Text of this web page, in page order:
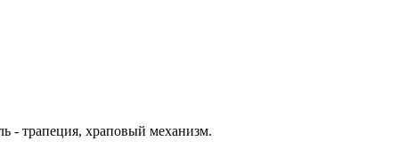
- трапеция, храповый механизм.